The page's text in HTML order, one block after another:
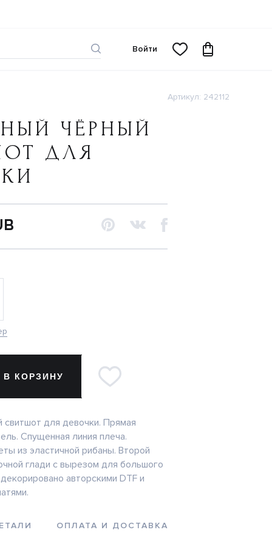
Войти
Артикул: 242112
ЧЁРНЫЙ
ДЛЯ
КОРЗИНУ
для девочки. Прямая
Спущенная линия плеча.
из эластичной рибаны. Второй
глади с вырезом для большого
авторскими DTF и
ОПЛАТА И ДОСТАВКА